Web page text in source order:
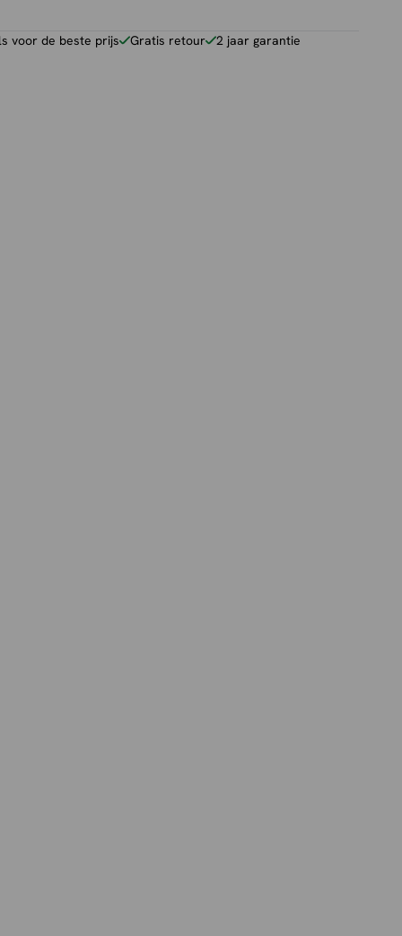
voor de beste prijs Gratis retour 2 jaar garantie